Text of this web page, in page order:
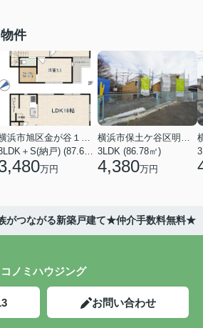
件
万円
3LDK (86.78㎡)
4,380万円
がつながる新築戸建て★仲介手数料無料★
コノミハウジング
お問い合わせ